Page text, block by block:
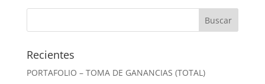
Recientes
PORTAFOLIO – TOMA DE GANANCIAS (TOTAL)